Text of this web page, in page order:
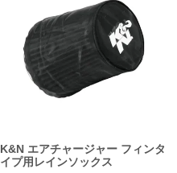
K&N エアチャージャー フィンタ
イプ用レインソックス